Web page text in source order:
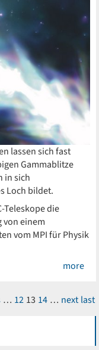
lassen sich fast
Gammablitze
in sich
Loch bildet.
Teleskope die
von einem
vom MPI für Physik
more
… 12 13 14 … next last